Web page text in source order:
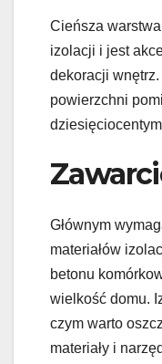
Cieńsza
izolacji i jest
dekoracji
powierzchni
Głównym
materiałów
betonu
wielkość domu.
czym warto
materiały i